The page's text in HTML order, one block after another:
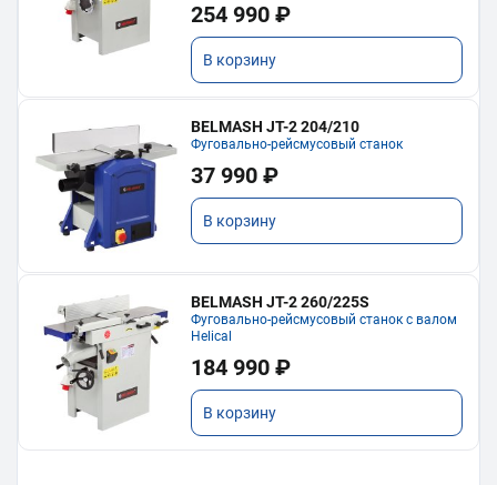
254 990 ₽
В корзину
BELMASH JT-2 204/210
Фуговально-рейсмусовый станок
37 990 ₽
В корзину
BELMASH JT-2 260/225S
Фуговально-рейсмусовый станок с валом
Helical
184 990 ₽
В корзину